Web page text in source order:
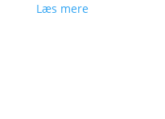
Læs mere